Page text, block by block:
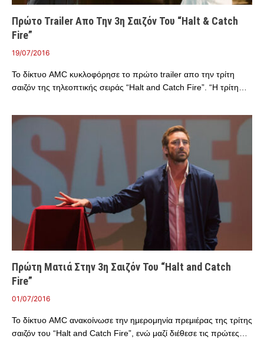
Πρώτο Trailer Απο Την 3η Σαιζόν Του “Halt & Catch
Fire”
19/07/2016
Το δίκτυο AMC κυκλοφόρησε το πρώτο trailer απο την τρίτη
σαιζόν της τηλεοπτικής σειράς “Halt and Catch Fire”. “Η τρίτη…
Πρώτη Ματιά Στην 3η Σαιζόν Του “Halt and Catch
Fire”
01/07/2016
Το δίκτυο AMC ανακοίνωσε την ημερομηνία πρεμιέρας της τρίτης
σαιζόν του “Halt and Catch Fire”, ενώ μαζί διέθεσε τις πρώτες…